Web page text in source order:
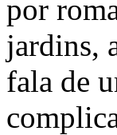
por
jardins,
fala de